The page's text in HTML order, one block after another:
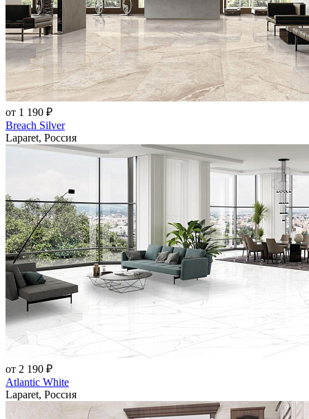
от 1 190 ₽
Breach Silver
Laparet, Россия
от 2 190 ₽
Atlantic White
Laparet, Россия